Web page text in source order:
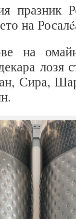
празник
на
на
лозя
Сира,